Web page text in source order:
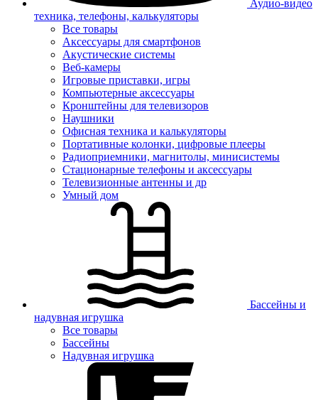
Аудио-видео
техника, телефоны, калькуляторы
Все товары
Аксессуары для смартфонов
Акустические системы
Веб-камеры
Игровые приставки, игры
Компьютерные аксессуары
Кронштейны для телевизоров
Наушники
Офисная техника и калькуляторы
Портативные колонки, цифровые плееры
Радиоприемники, магнитолы, минисистемы
Стационарные телефоны и аксессуары
Телевизионные антенны и др
Умный дом
Бассейны и
надувная игрушка
Все товары
Бассейны
Надувная игрушка